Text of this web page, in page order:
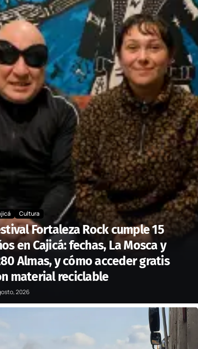
Cultura
Fortaleza Rock cumple 15
en Cajicá: fechas, La Mosca y
Almas, y cómo acceder gratis
material reciclable
2026